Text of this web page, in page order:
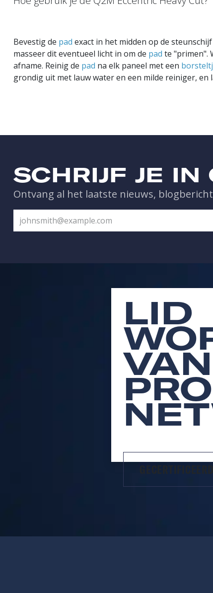
Bevestig de pad exact in het midden op de
masseer dit eventueel licht in om de pad te "primen".
afname. Reinig de pad na elk paneel met een
grondig uit met lauw water en een milde reiniger,
SCHRIJF JE IN
Ontvang al het laatste nieuws,
LID